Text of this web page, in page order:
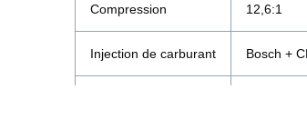
Compression 12,6:1
Injection de carburant Bosch +